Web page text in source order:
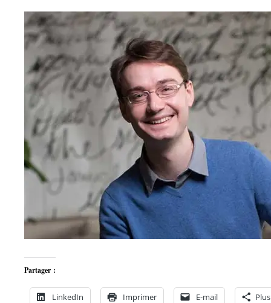
Partager :
LinkedIn Imprimer E-mail Plus